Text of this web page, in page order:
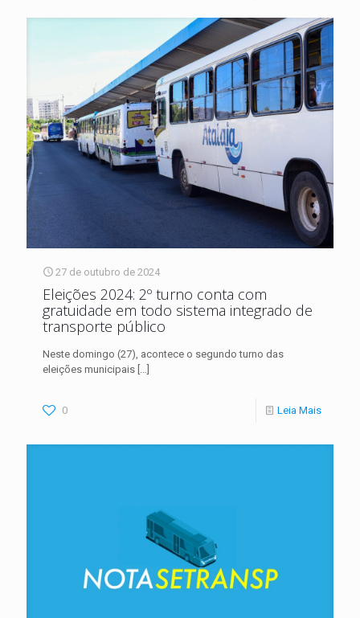
27 de outubro de 2024
Eleições 2024: 2º turno conta com
gratuidade em todo sistema integrado de
transporte público
Neste domingo (27), acontece o segundo turno das
eleições municipais […]
0 Leia Mais